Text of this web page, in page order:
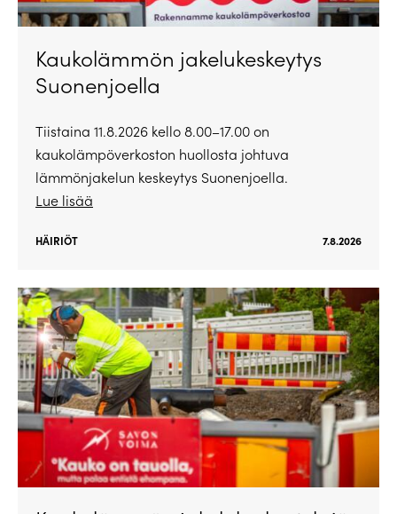
Kaukolämmön jakelukeskeytys
Suonenjoella
Tiistaina 11.8.2026 kello 8.00–17.00 on
kaukolämpöverkoston huollosta johtuva
lämmönjakelun keskeytys Suonenjoella.
Lue lisää
HÄIRIÖT 7.8.2026